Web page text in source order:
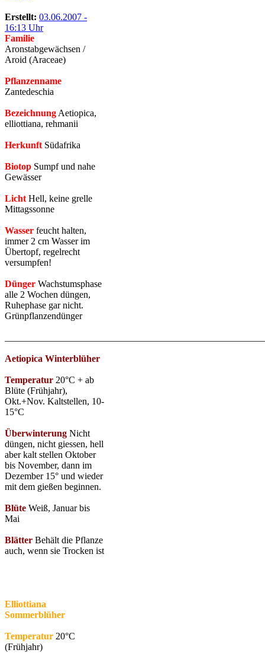
Erstellt: 03.06.2007 -
16:13 Uhr
Familie
Aronstabgewächsen /
Aroid (Araceae)
Pflanzenname
Zantedeschia
BezeichnungAetiopica,
elliottiana, rehmanii
HerkunftSüdafrika
Biotop Sumpf und nahe
Gewässer
LichtHell, keine grelle
Mittagssonne
Wasser feucht halten,
immer 2 cm Wasser im
Übertopf, regelrecht
versumpfen!
Dünger Wachstumsphase
alle 2 Wochen düngen,
Ruhephase gar nicht.
Grünpflanzendünger
Aetiopica Winterblüher
Temperatur 20°C + ab
Blüte (Frühjahr),
Okt.+Nov. Kaltstellen, 10-
15°C
Überwinterung Nicht
düngen, nicht giessen, hell
aber kalt stellen Oktober
bis November, dann im
Dezember 15° und wieder
mit dem gießen beginnen.
Blüte Weiß, Januar bis
Mai
Blätter Behält die Pflanze
auch, wenn sie Trocken ist
Elliottiana
Sommerblüher
Temperatur 20°C
(Frühjahr)